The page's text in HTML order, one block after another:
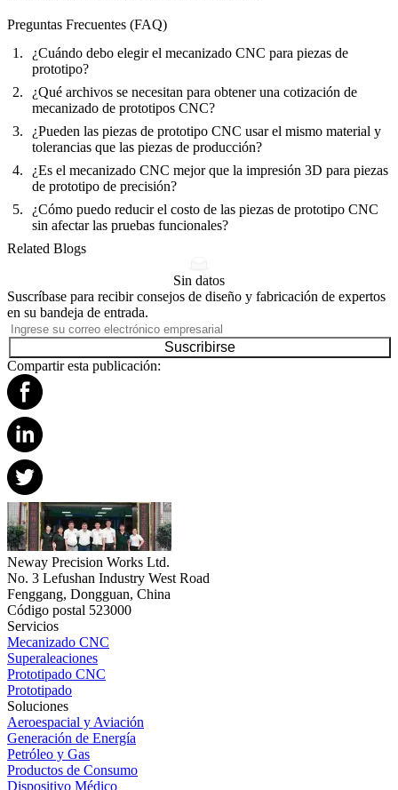
Preguntas Frecuentes (FAQ)
¿Cuándo debo elegir el mecanizado CNC para piezas de
prototipo?
¿Qué archivos se necesitan para obtener una cotización de
mecanizado de prototipos CNC?
¿Pueden las piezas de prototipo CNC usar el mismo material y
tolerancias que las piezas de producción?
¿Es el mecanizado CNC mejor que la impresión 3D para piezas
de prototipo de precisión?
¿Cómo puedo reducir el costo de las piezas de prototipo CNC
sin afectar las pruebas funcionales?
Related Blogs
Sin datos
Suscríbase para recibir consejos de diseño y fabricación de expertos
en su bandeja de entrada.
Suscribirse
Compartir esta publicación:
Neway Precision Works Ltd.
No. 3 Lefushan Industry West Road
Fenggang, Dongguan, China
Código postal 523000
Servicios
Mecanizado CNC
Superaleaciones
Prototipado CNC
Prototipado
Soluciones
Aeroespacial y Aviación
Generación de Energía
Petróleo y Gas
Productos de Consumo
Dispositivo Médico